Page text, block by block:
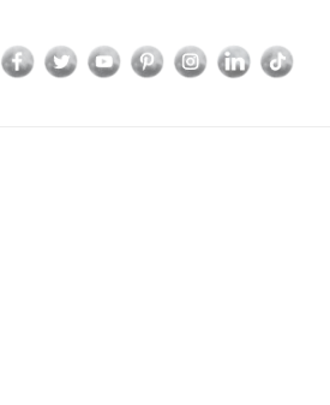
Facebook
TwitterYouTubePinterestInstagram